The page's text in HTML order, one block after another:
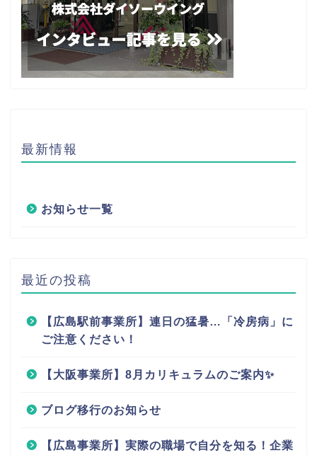
最新情報
お知らせ一覧
最近の投稿
【広島駅前事業所】連日の猛暑…「冷房病」に
ご注意ください！
【大阪事業所】8月カリキュラムのご案内✨
ブログ移行のお知らせ
【広島事業所】実際の職場で自分を知る！企業